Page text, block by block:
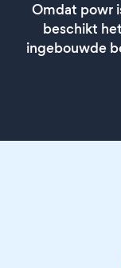
Omdat powr
beschikt
ingebouwde